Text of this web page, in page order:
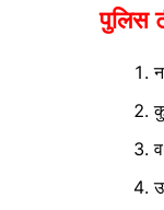
पुलिस